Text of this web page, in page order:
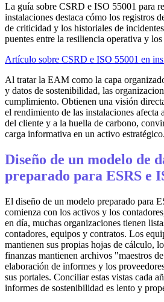
La guía sobre CSRD e ISO 55001 para
instalaciones destaca cómo los registros
de criticidad y los historiales de
puentes entre la resiliencia operativa y
Artículo sobre CSRD e ISO 55001 en
Al tratar la EAM como la capa
y datos de sostenibilidad, las
cumplimiento. Obtienen una visión
el rendimiento de las instalaciones afecta
del cliente y a la huella de carbono,
carga informativa en un activo estratégico.
Diseño de un modelo de
preparado para ESRS e
El diseño de un modelo preparado para
comienza con los activos y los
en día, muchas organizaciones tienen
contadores, equipos y contratos. Los
mantienen sus propias hojas de cálculo,
finanzas mantienen archivos "maestros
elaboración de informes y los
sus portales. Conciliar estas vistas cada
informes de sostenibilidad es lento y